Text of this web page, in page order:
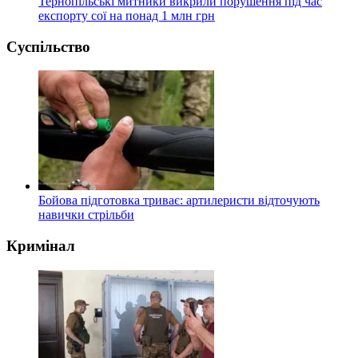
експорту сої на понад 1 млн грн
Суспільство
Бойова підготовка триває: артилеристи відточують
навички стрільби
Кримінал